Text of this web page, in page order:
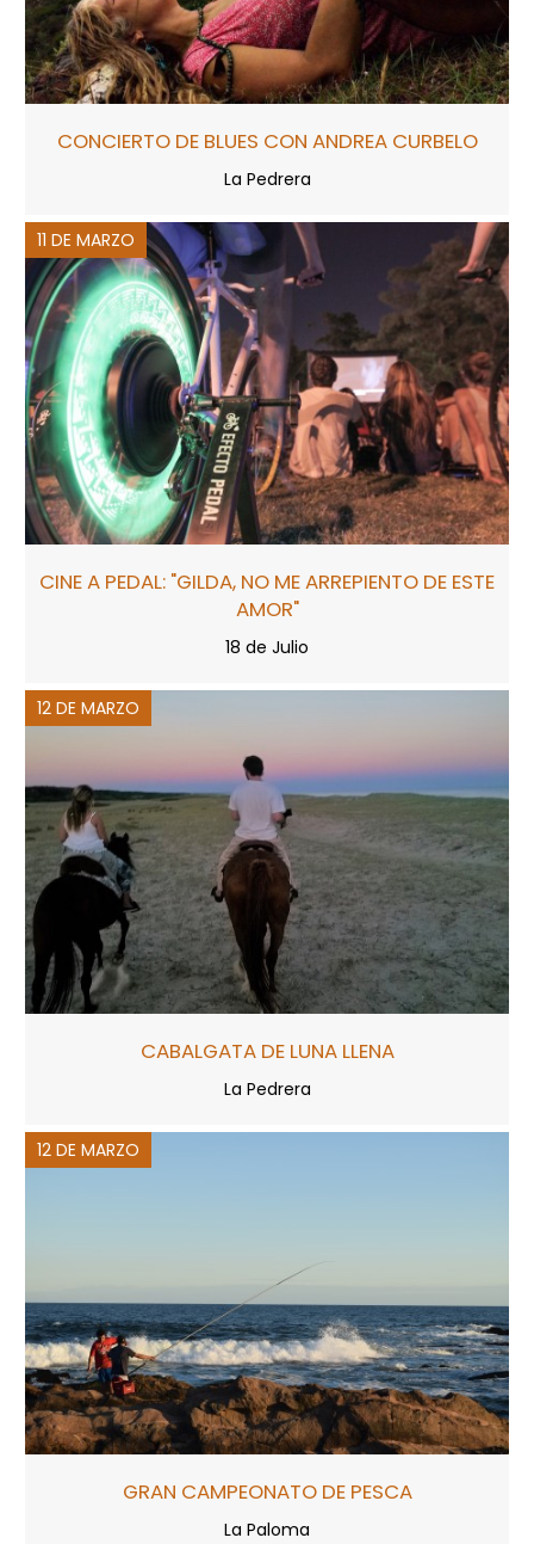
CONCIERTO DE BLUES CON ANDREA CURBELO
La Pedrera
11 DE MARZO
CINE A PEDAL: "GILDA, NO ME ARREPIENTO DE ESTE
AMOR"
18 de Julio
12 DE MARZO
CABALGATA DE LUNA LLENA
La Pedrera
12 DE MARZO
GRAN CAMPEONATO DE PESCA
La Paloma